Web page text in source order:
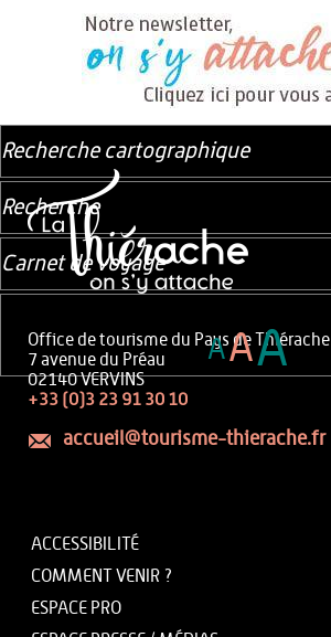
Office de tourisme du Pays de Thiérache
7 avenue du Préau
02140 VERVINS
+33 (0)3 23 91 30 10
accueil@tourisme-thierache.fr
ACCESSIBILITÉ
COMMENT VENIR ?
ESPACE PRO
Recherche cartographique
Recherche
Carnet de voyage
AAA